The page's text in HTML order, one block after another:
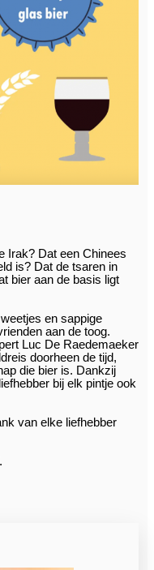
Irak? Dat een Chinees
is? Dat de tsaren in
bier aan de basis ligt
en sappige
aan de toog.
Luc De Raedemaeker
doorheen de tijd,
die bier is. Dankzij
bij elk pintje ook
van elke liefhebber